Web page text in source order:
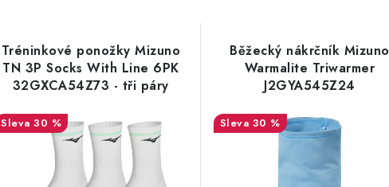
Tréninkové ponožky Mizuno
TN 3P Socks With Line 6PK
32GXCA54Z73 - tři páry
30 %
Běžecký nákrčník Mizuno
Warmalite Triwarmer
J2GYA545Z24
30 %